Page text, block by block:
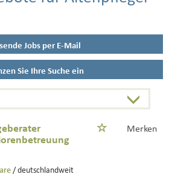
Jobs per E-Mail
Sie Ihre Suche ein
Merken
/ deutschlandweit